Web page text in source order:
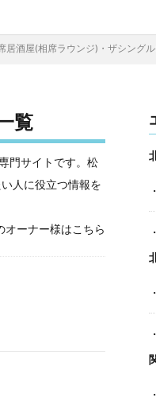
居酒屋(相席ラウンジ)・ザシング
覧
門サイトです。松
人に役立つ情報を
ーナー様はこちら